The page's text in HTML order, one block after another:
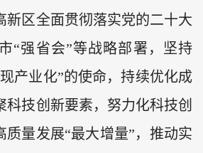
新区全面贯彻落实党的二十大
“强省会”等战略部署，坚持
产业化”的使命，持续优化成
科技创新要素，努力化科技创
质量发展“最大增量”，推动实